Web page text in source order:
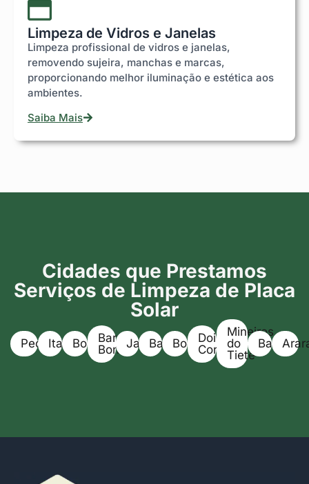
Limpeza de Vidros e Janelas
Limpeza profissional de vidros e janelas,
removendo sujeira, manchas e marcas,
proporcionando melhor iluminação e estética aos
ambientes.
Saiba Mais
Cidades que Prestamos
Serviços de Limpeza de Placa
Solar
Pederneiras
ItapuíBoracéia
Barra
BonitaJaú BaririBocaina
Dois
Corregos
Mineiros
do
Tietê
Bauru